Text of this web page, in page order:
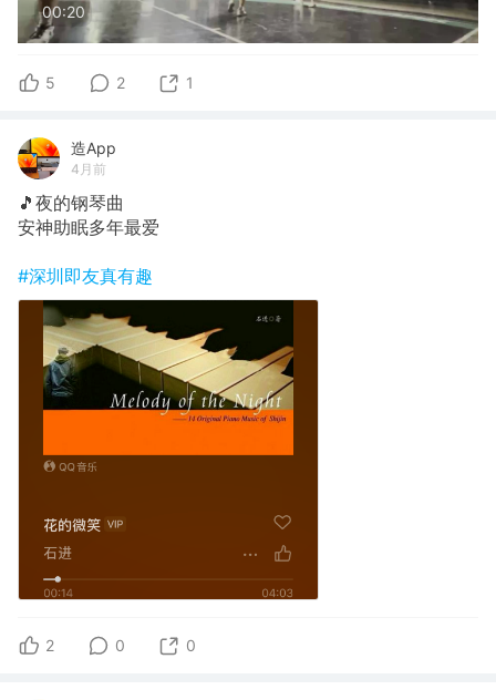
00:20
5 2 1
造App
4月前
🎵夜的钢琴曲
安神助眠多年最爱
#深圳即友真有趣
2 0 0